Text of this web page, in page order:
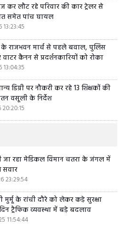
कर लौट रहे परिवार की कार ट्रेलर से
समेत पांच घायल
13:23:45
के राजभवन मार्च से पहले बवाल, पुलिस
कैनन से प्रदर्शनकारियों को रोका
13:04:35
डिग्री पर नौकरी कर रहे 13 शिक्षकों की
वसूली के निर्देश
20:20:15
जा रहा मेडिकल विमान चतरा के जंगल में
सवार
23:29:54
मुर्मू के रांची दौरे को लेकर कड़े सुरक्षा
ट्रैफिक व्यवस्था में बड़े बदलाव
11:54:44